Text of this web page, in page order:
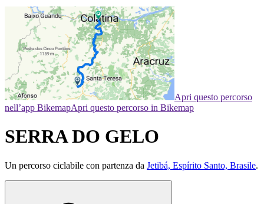
Apri questo percorso
nell’app BikemapApri questo percorso in Bikemap
SERRA DO GELO
Un percorso ciclabile con partenza da Jetibá, Espírito Santo, Brasile.